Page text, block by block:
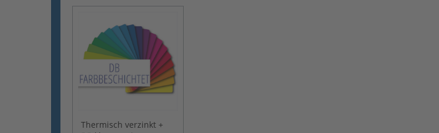
Thermisch verzinkt +